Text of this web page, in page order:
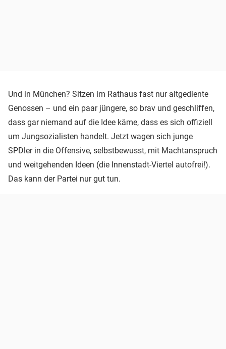
Und in München? Sitzen im Rathaus fast nur altgediente
Genossen – und ein paar jüngere, so brav und geschliffen,
dass gar niemand auf die Idee käme, dass es sich offiziell
um Jungsozialisten handelt. Jetzt wagen sich junge
SPDler in die Offensive, selbstbewusst, mit Machtanspruch
und weitgehenden Ideen (die Innenstadt-Viertel autofrei!).
Das kann der Partei nur gut tun.